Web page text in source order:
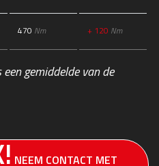
470 Nm + 120 Nm
gemiddelde van de
NEEM CONTACT MET